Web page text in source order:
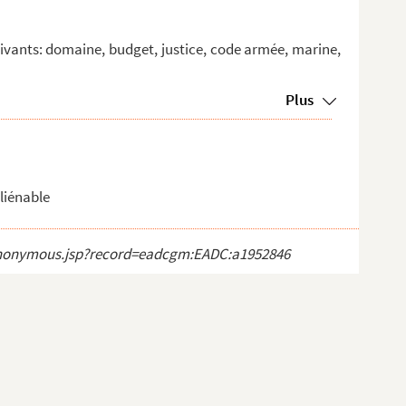
domaine, budget, justice, code armée, marine,
Plus